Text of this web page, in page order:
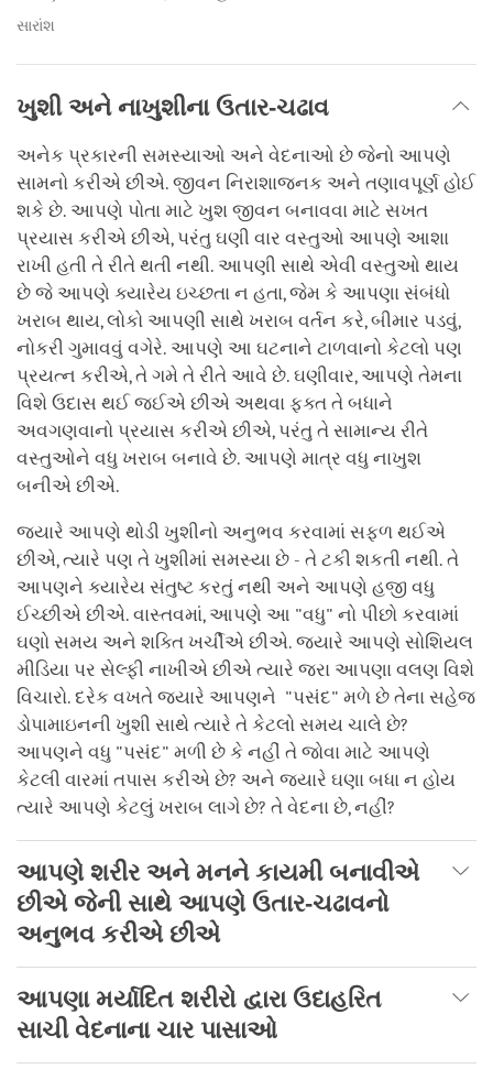
સારાંશ
ખુશી અને નાખુશીના ઉતાર-ચઢાવ
અનેક પ્રકારની સમસ્યાઓ અને વેદનાઓ છે જેનો આપણે
સામનો કરીએ છીએ. જીવન નિરાશાજનક અને તણાવપૂર્ણ હોઈ
શકે છે. આપણે પોતા માટે ખુશ જીવન બનાવવા માટે સખત
પ્રયાસ કરીએ છીએ, પરંતુ ઘણી વાર વસ્તુઓ આપણે આશા
રાખી હતી તે રીતે થતી નથી. આપણી સાથે એવી વસ્તુઓ થાય
છે જે આપણે ક્યારેય ઇચ્છતા ન હતા, જેમ કે આપણા સંબંધો
ખરાબ થાય, લોકો આપણી સાથે ખરાબ વર્તન કરે, બીમાર પડવું,
નોકરી ગુમાવવું વગેરે. આપણે આ ઘટનાને ટાળવાનો કેટલો પણ
પ્રયત્ન કરીએ, તે ગમે તે રીતે આવે છે. ઘણીવાર, આપણે તેમના
વિશે ઉદાસ થઈ જઈએ છીએ અથવા ફક્ત તે બધાને
અવગણવાનો પ્રયાસ કરીએ છીએ, પરંતુ તે સામાન્ય રીતે
વસ્તુઓને વધુ ખરાબ બનાવે છે. આપણે માત્ર વધુ નાખુશ
બનીએ છીએ.
જ્યારે આપણે થોડી ખુશીનો અનુભવ કરવામાં સફળ થઈએ
છીએ, ત્યારે પણ તે ખુશીમાં સમસ્યા છે - તે ટકી શકતી નથી. તે
આપણને ક્યારેય સંતુષ્ટ કરતું નથી અને આપણે હજી વધુ
ઈચ્છીએ છીએ. વાસ્તવમાં, આપણે આ "વધુ" નો પીછો કરવામાં
ઘણો સમય અને શક્તિ ખર્ચીએ છીએ. જ્યારે આપણે સોશિયલ
મીડિયા પર સેલ્ફી નાખીએ છીએ ત્યારે જરા આપણા વલણ વિશે
વિચારો. દરેક વખતે જ્યારે આપણને "પસંદ" મળે છે તેના સહેજ
ડોપામાઇનની ખુશી સાથે ત્યારે તે કેટલો સમય ચાલે છે?
આપણને વધુ "પસંદ" મળી છે કે નહીં તે જોવા માટે આપણે
કેટલી વારમાં તપાસ કરીએ છે? અને જ્યારે ઘણા બધા ન હોય
ત્યારે આપણે કેટલું ખરાબ લાગે છે? તે વેદના છે, નહીં?
આપણે શરીર અને મનને કાયમી બનાવીએ
છીએ જેની સાથે આપણે ઉતાર-ચઢાવનો
અનુભવ કરીએ છીએ
આપણા મર્યાદિત શરીરો દ્વારા ઉદાહરિત
સાચી વેદનાના ચાર પાસાઓ